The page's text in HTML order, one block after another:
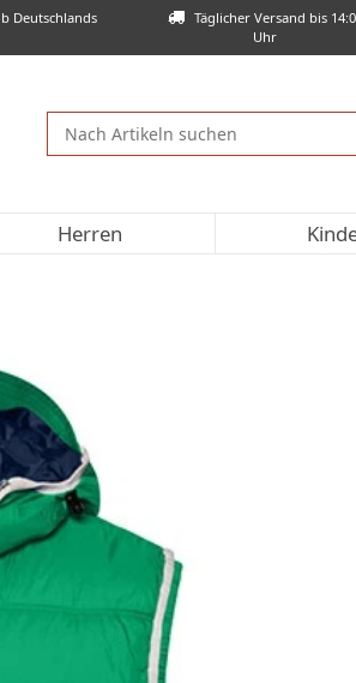
Täglicher Versand bis
Uhr
Deutschlands
Herren